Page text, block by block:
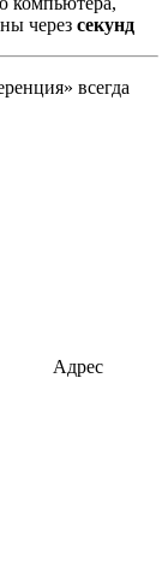
через секунд
всегда
Адрес